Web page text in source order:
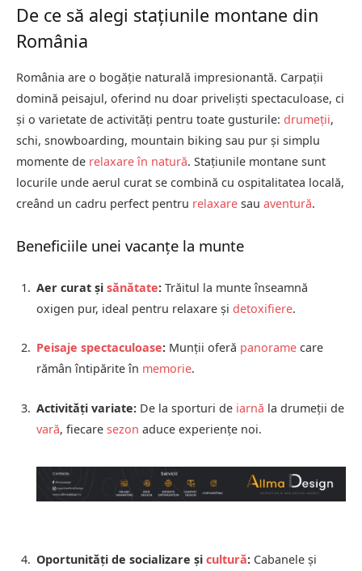
De ce să alegi stațiunile montane din
România
România are o bogăție naturală impresionantă. Carpații
domină peisajul, oferind nu doar priveliști spectaculoase, ci
și o varietate de activități pentru toate gusturile: drumeții,
schi, snowboarding, mountain biking sau pur și simplu
momente de relaxare în natură. Stațiunile montane sunt
locurile unde aerul curat se combină cu ospitalitatea locală,
creând un cadru perfect pentru relaxare sau aventură.
Beneficiile unei vacanțe la munte
Aer curat și sănătate: Trăitul la munte înseamnă
oxigen pur, ideal pentru relaxare și detoxifiere.
Peisaje spectaculoase: Munții oferă panorame care
rămân întipărite în memorie.
Activități variate: De la sporturi de iarnă la drumeții de
vară, fiecare sezon aduce experiențe noi.
Oportunități de socializare și cultură: Cabanele și